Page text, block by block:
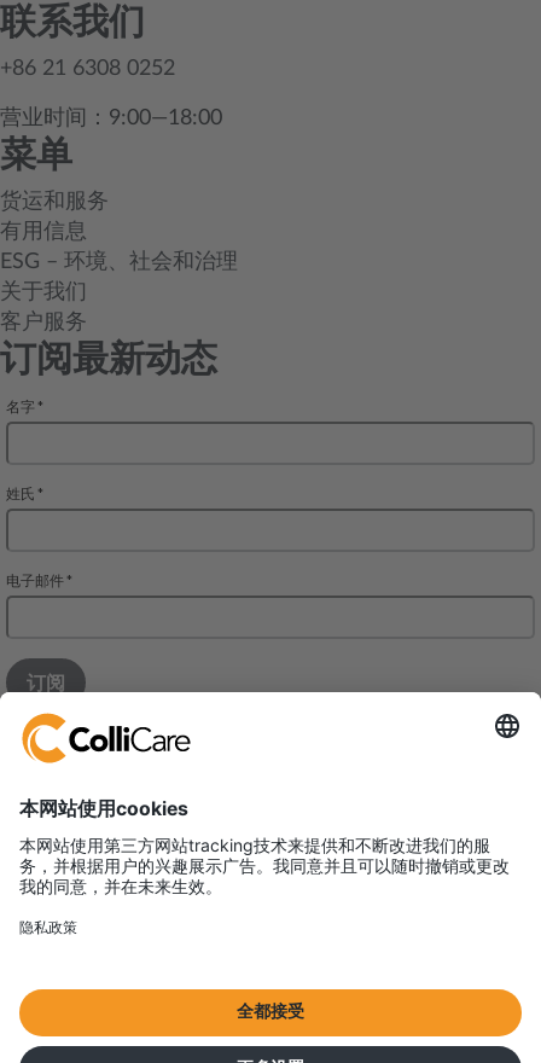
联系我们
+86 21 6308 0252
营业时间：9:00—18:00
菜单
货运和服务
有用信息
ESG – 环境、社会和治理
关于我们
客户服务
订阅最新动态
铠瑞凯尔国际货运代理（上海）有限公司
上海浙江中路400号春申江大厦1004单元
国际海运